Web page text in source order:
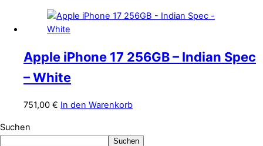
Apple iPhone 17 256GB – Indian Spec
– White
751,00 € In den Warenkorb
Suchen
Suchen